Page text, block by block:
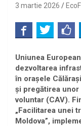
3 martie 2026
Uniunea
dezvoltarea
în orașele
și pregătirea
voluntar (CAV).
„Facilitarea unei
Moldova”,